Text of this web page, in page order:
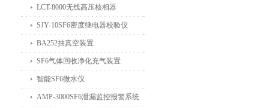
LCT-8000无线高压核相器
SJY-10SF6密度继电器校验仪
BA252抽真空装置
SF6气体回收净化充气装置
智能SF6微水仪
AMP-3000SF6泄漏监控报警系统